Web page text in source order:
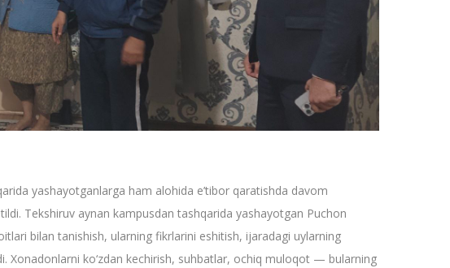
yashayotganlarga ham alohida e’tibor qaratishda davom
Tekshiruv aynan kampusdan tashqarida yashayotgan Puchon
bilan tanishish, ularning fikrlarini eshitish, ijaradagi uylarning
Xonadonlarni ko‘zdan kechirish, suhbatlar, ochiq muloqot — bularning